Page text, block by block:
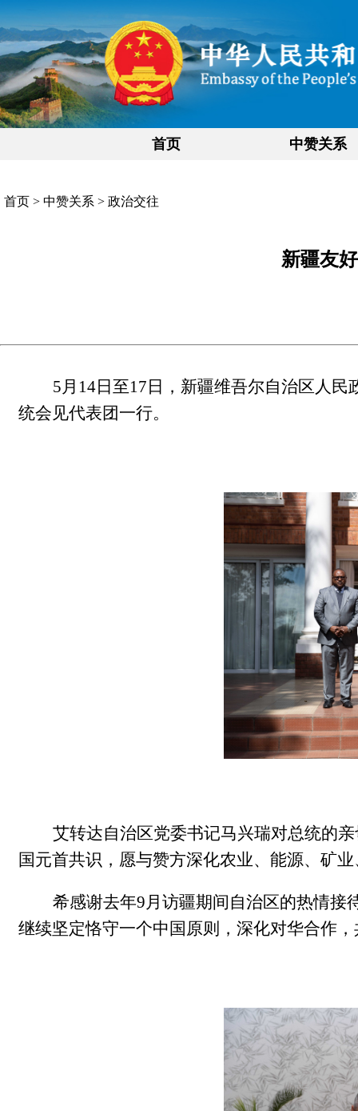
首页 中赞关系
首页 > 中赞关系 > 政治交往
新疆友
5月 14日 至17 日，新疆维吾尔自治区人民
统会见代表团一行。
艾转达自治区党委书记马兴瑞对总统的
国元首共识，愿与赞方深化农业、能源、矿
希感谢去年9月 访疆期间自治区的热情接
继续坚定恪守一个中国原则，深化对华合作